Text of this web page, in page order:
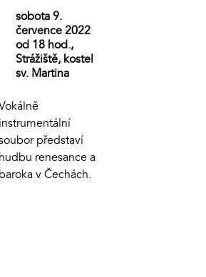
sobota 9.
července 2022
od 18 hod.,
Strážiště, kostel
sv. Martina
instrumentální
představí
hudbu renesance a
baroka v Čechách.